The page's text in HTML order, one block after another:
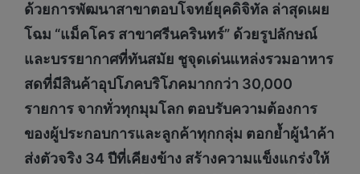
ด้วยการพัฒนาสาขาตอบโจทย์ยุคดิจิทัล ล่าสุดเผย
โฉม “แม็คโคร สาขาศรีนครินทร์” ด้วยรูปลักษณ์
และบรรยากาศที่ทันสมัย ชูจุดเด่นแหล่งรวมอาหาร
สดที่มีสินค้าอุปโภคบริโภคมากกว่า 30,000
รายการ จากทั่วทุกมุมโลก ตอบรับความต้องการ
ของผู้ประกอบการและลูกค้าทุกกลุ่ม ตอกย้ำผู้นำค้า
ส่งตัวจริง 34 ปีที่เคียงข้าง สร้างความแข็งแกร่งให้